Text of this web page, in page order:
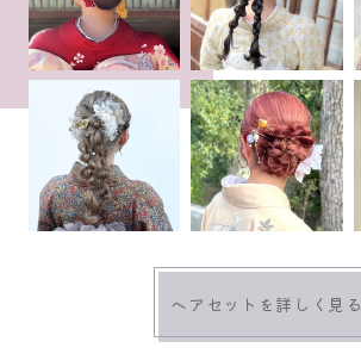
ヘアセットを詳しく見る